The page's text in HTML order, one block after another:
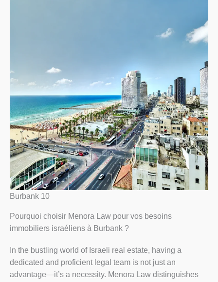
Burbank 10
Pourquoi choisir Menora Law pour vos besoins
immobiliers israéliens à Burbank ?
In the bustling world of Israeli real estate, having a
dedicated and proficient legal team is not just an
advantage—it’s a necessity. Menora Law distinguishes